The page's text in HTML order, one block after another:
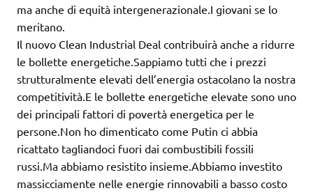
ma anche di equità intergenerazionale.I giovani se lo
meritano.
Il nuovo Clean Industrial Deal contribuirà anche a ridurre
le bollette energetiche.Sappiamo tutti che i prezzi
strutturalmente elevati dell’energia ostacolano la nostra
competitività.E le bollette energetiche elevate sono uno
dei principali fattori di povertà energetica per le
persone.Non ho dimenticato come Putin ci abbia
ricattato tagliandoci fuori dai combustibili fossili
russi.Ma abbiamo resistito insieme.Abbiamo investito
massicciamente nelle energie rinnovabili a basso costo